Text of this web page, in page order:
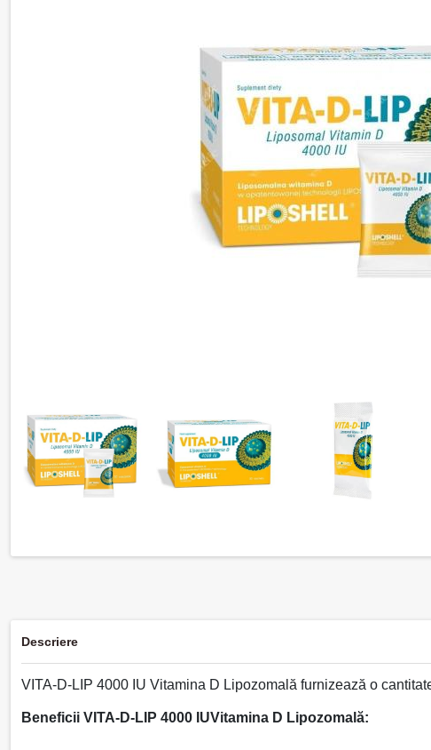
Descriere
VITA-D-LIP 4000 IU Vitamina D Lipozomală furnizează o
Beneficii VITA-D-LIP 4000 IUVitamina D Lipozomală: